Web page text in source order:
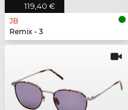
119,40 €
JB
Remix - 3